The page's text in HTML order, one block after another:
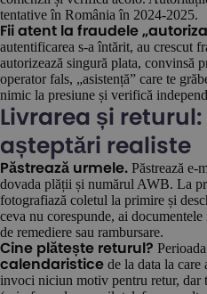
tentative în România în 2024-2025.
Fii atent la fraudele
autentificarea s-a întărit, au crescut
autorizează singură plata, convinsă
operator fals, „asistență” care te
nimic la presiune și verifică
Livrarea și
așteptări realiste
Păstrează urmele. Păstrează e-
dovada plății și numărul AWB. La
fotografiază coletul la primire și
ceva nu corespunde, ai
de remediere sau rambursare.
Cine plătește returul?
calendaristice de la data la
invoci niciun motiv pentru retur, dar